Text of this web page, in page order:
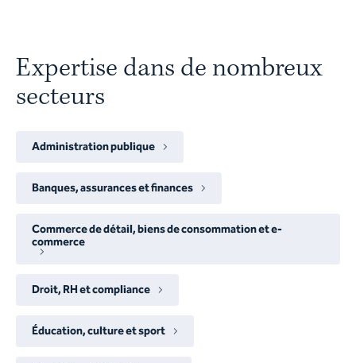
Expertise dans de nombreux
secteurs
Administration publique
Banques, assurances et finances
Commerce de détail, biens de consommation et e-
commerce
Droit, RH et compliance
Éducation, culture et sport